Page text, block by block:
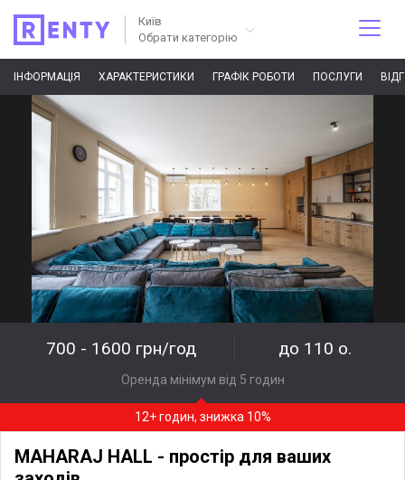
Київ
Обрати категорію
ІНФОРМАЦІЯ ХАРАКТЕРИСТИКИ ГРАФІК РОБОТИ ПОСЛУГИ
700 - 1600 грн/год до 110 о.
Оренда мінімум від 5 годин
12+ годин, знижка 10%
MAHARAJ HALL - простір для ваших